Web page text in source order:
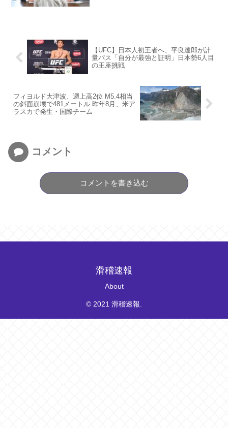
【UFC】日本人初王者へ、平良達郎が計
量パス「自分が最強と証明」日本勢6人目
の王座挑戦
フィヨルド大津波、遡上高2位 M5.4相当
の斜面崩壊で481メートル 昨年8月、米ア
ラスカで発生・国際チーム
コメント
コメントを書き込む
滑稽速報
About
© 2021 滑稽速報.